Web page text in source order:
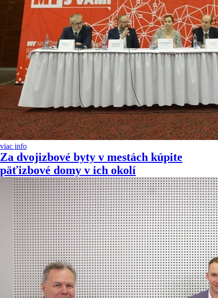
viac info
Za dvojizbové byty v mestách kúpite
päťizbové domy v ich okolí